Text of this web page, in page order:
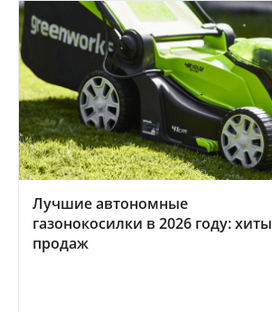
Лучшие автономные
газонокосилки в 2026 году: хиты
продаж